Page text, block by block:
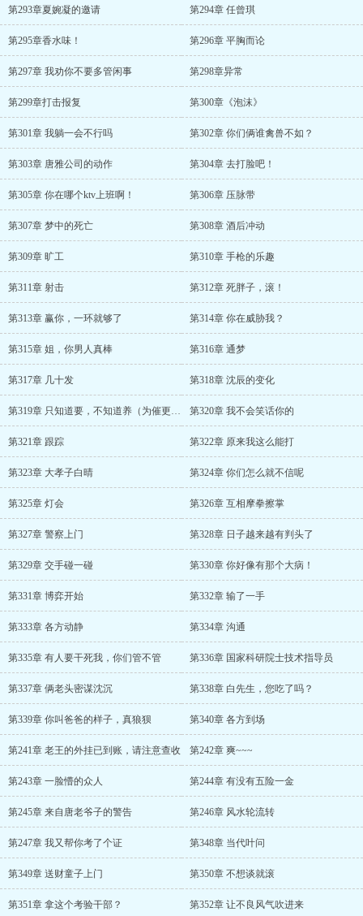
第293章夏婉凝的邀请 第294章 任曾琪
第295章香水味！ 第296章 平胸而论
第297章 我劝你不要多管闲事 第298章异常
第299章打击报复 第300章《泡沫》
第301章 我躺一会不行吗 第302章 你们俩谁禽兽不如？
第303章 唐雅公司的动作 第304章 去打脸吧！
第305章 你在哪个ktv上班啊！ 第306章 压脉带
第307章 梦中的死亡 第308章 酒后冲动
第309章 旷工 第310章 手枪的乐趣
第311章 射击 第312章 死胖子，滚！
第313章 赢你，一环就够了 第314章 你在威胁我？
第315章 姐，你男人真棒 第316章 通梦
第317章 几十发 第318章 沈辰的变化
第319章 只知道要，不知道养（为催更圈邀请函加更） 第320章 我不会笑话你的
第321章 跟踪 第322章 原来我这么能打
第323章 大孝子白晴 第324章 你们怎么就不信呢
第325章 灯会 第326章 互相摩拳擦掌
第327章 警察上门 第328章 日子越来越有判头了
第329章 交手碰一碰 第330章 你好像有那个大病！
第331章 博弈开始 第332章 输了一手
第333章 各方动静 第334章 沟通
第335章 有人要干死我，你们管不管 第336章 国家科研院士技术指导员
第337章 俩老头密谋沈沉 第338章 白先生，您吃了吗？
第339章 你叫爸爸的样子，真狼狈 第340章 各方到场
第241章 老王的外挂已到账，请注意查收 第242章 爽~~~
第243章 一脸懵的众人 第244章 有没有五险一金
第245章 来自唐老爷子的警告 第246章 风水轮流转
第247章 我又帮你考了个证 第348章 当代叶问
第349章 送财童子上门 第350章 不想谈就滚
第351章 拿这个考验干部？ 第352章 让不良风气吹进来